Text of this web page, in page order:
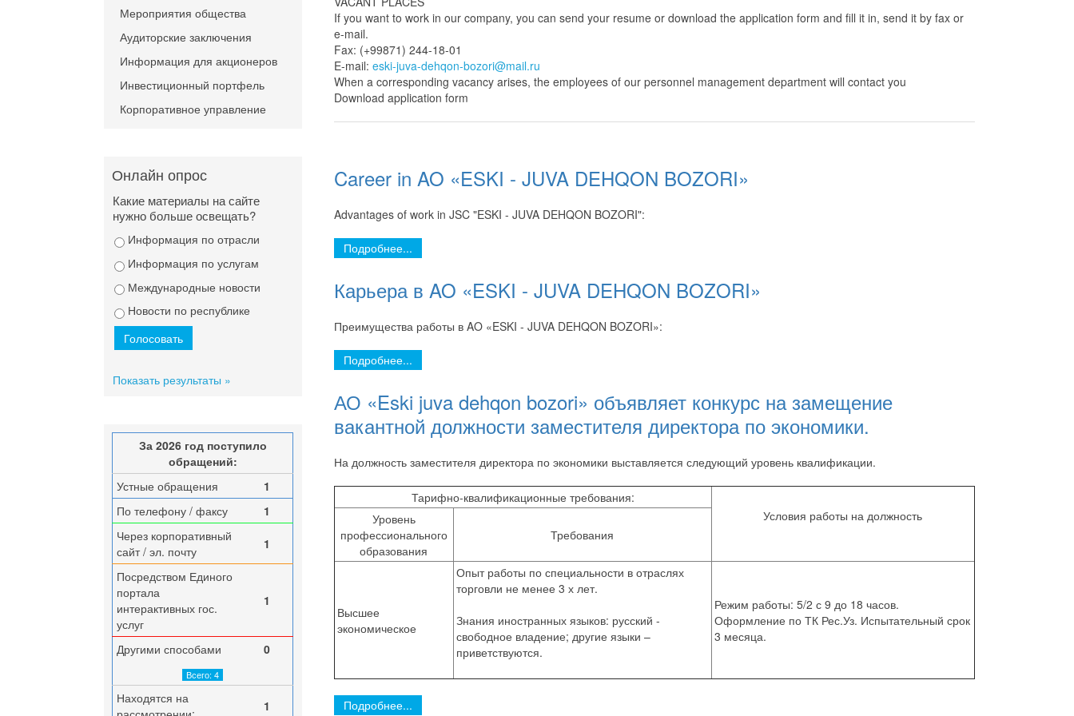
If you want to work in our company, you can send your resume or download the application form and fill it in, send it by fax or
e-mail.
Fax: (+99871) 244-18-01
E-mail: eski-juva-dehqon-bozori@mail.ru
When a corresponding vacancy arises, the employees of our personnel management department will contact you
Download application form
Career in AO «ESKI - JUVA DEHQON BOZORI»
Advantages of work in JSC "ESKI - JUVA DEHQON BOZORI":
Подробнее...
Карьера в AO «ESKI - JUVA DEHQON BOZORI»
Преимущества работы в AO «ESKI - JUVA DEHQON BOZORI»:
Подробнее...
АО «Eski juva dehqon bozori» объявляет конкурс на замещение
вакантной должности заместителя директора по экономики.
На должность заместителя директора по экономики выставляется следующий уровень квалификации.
Тарифно-квалификационные требования:
Условия работы на должность
Уровень
профессионального
образования
Требования
Высшее
экономическое
Опыт работы по специальности в отраслях
торговли не менее 3 х лет.
Знания иностранных языков: русский -
свободное владение; другие языки –
приветствуются.
Режим работы: 5/2 с 9 до 18 часов.
Оформление по ТК Рес.Уз. Испытательный срок
3 месяца.
Подробнее...
Мероприятия общества
Аудиторские заключения
Информация для акционеров
Инвестиционный портфель
Корпоративное управление
Онлайн опрос
Какие материалы на сайте
нужно больше освещать?
Информация по отрасли
Информация по услугам
Международные новости
Новости по республике
Показать результаты »
За 2026 год поступило
обращений:
Устные обращения
1
По телефону / факсу
1
Через корпоративный
сайт / эл. почту
1
Посредством Единого
портала
интерактивных гос.
услуг
1
Другими способами 0
Всего: 4
Находятся на
1